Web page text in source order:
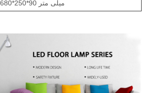
680*250*90 میلی متر